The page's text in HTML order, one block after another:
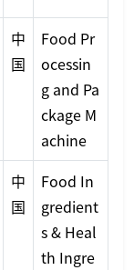
中
国
Food Pr
ocessin
g and Pa
ckage M
achine
中
国
Food In
gredient
s & Heal
th Ingre